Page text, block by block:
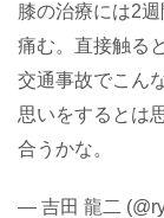
膝の治療には2
痛む。直接触る
交通事故でこん
思いをするとは
合うかな。
— 吉田 龍二